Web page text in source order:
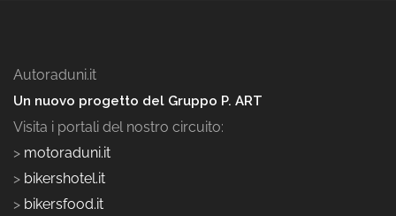
Autoraduni.it
Un nuovo progetto del Gruppo P. ART
Visita i portali del nostro circuito:
> motoraduni.it
> bikershotel.it
> bikersfood.it